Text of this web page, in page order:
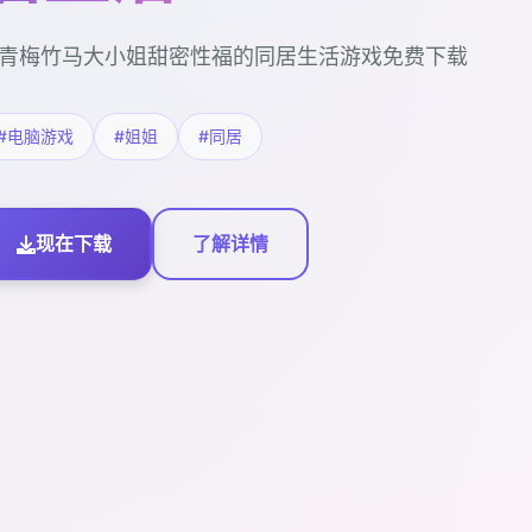
梅竹马大小姐甜密性福的同居生活游戏免费下载
电脑游戏 #姐姐 #同居
现在下载 了解详情